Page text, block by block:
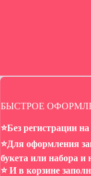
БЫСТРОЕ
⭐️Без регистрации на
⭐️Для оформления
букета или
⭐️ И в корзине